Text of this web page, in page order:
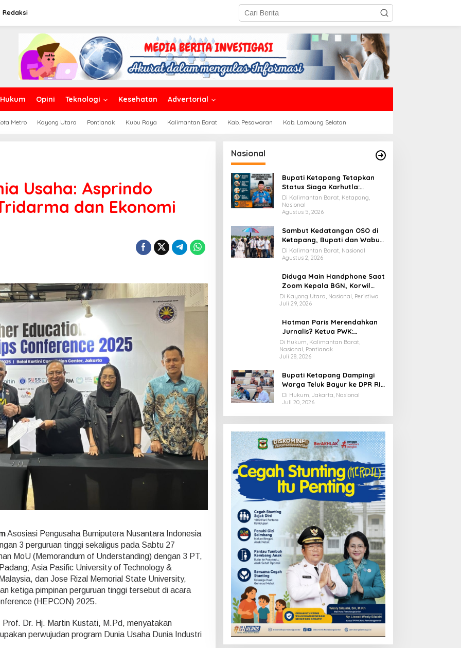
Redaksi
Hukum Opini Teknologi Kesehatan Advertorial
Metro Kayong Utara Pontianak Kubu Raya Kalimantan Barat Kab. Pesawaran Kab. Lampung Selatan
Usaha: Asprindo
dan Ekonomi
Asosiasi Pengusaha Bumiputera Nusantara Indonesia
3 perguruan tinggi sekaligus pada Sabtu 27
MoU (Memorandum of Understanding) dengan 3 PT,
Asia Pasific University of Technology &
dan Jose Rizal Memorial State University,
ketiga pimpinan perguruan tinggi tersebut di acara
(HEPCON) 2025.
Dr. Hj. Martin Kustati, M.Pd, menyatakan
perwujudan program Dunia Usaha Dunia Industri
Nasional
Bupati Ketapang Tetapkan
Status Siaga Karhutla:
Masyarakat Diimbau
Waspada Cuaca Ekstrem
Di Kalimantan Barat, Ketapang,
Nasional
Agustus 5, 2026
Sambut Kedatangan OSO di
Ketapang, Bupati dan Wabup
Terbang Bersama Misi
Keberkahan MTQ XXXIV di
Di Kalimantan Barat, Nasional
Agustus 2, 2026
Diduga Main Handphone Saat
Zoom Kepala BGN, Korwil
BGN Kayong Utara Terancam
Dimutasi ke Papua
Di Kayong Utara, Nasional, Peristiwa
Juli 29, 2026
Hotman Paris Merendahkan
Jurnalis? Ketua PWK:
Berpotensi Ciderai
Penghormatan
Di Hukum, Kalimantan Barat,
Nasional, Pontianak
Juli 28, 2026
Bupati Ketapang Dampingi
Warga Teluk Bayur ke DPR RI,
Komisi II Keluarkan
Rekomendasi Tegas Soal
Di Hukum, Jakarta, Nasional
Juli 20, 2026